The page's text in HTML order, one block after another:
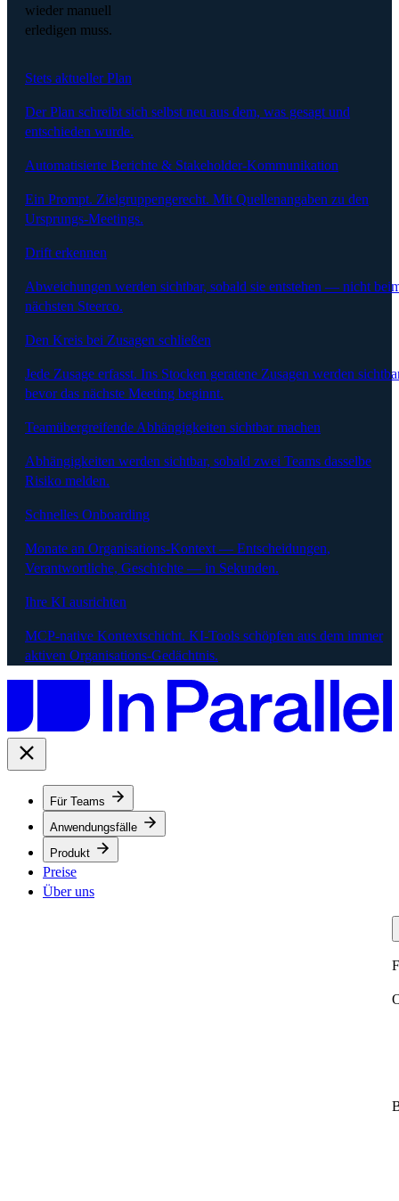
wieder manuell
erledigen muss.
Stets aktueller Plan
Der Plan schreibt sich selbst neu aus dem, was gesagt und
entschieden wurde.
Automatisierte Berichte & Stakeholder-Kommunikation
Ein Prompt. Zielgruppengerecht. Mit Quellenangaben zu den
Ursprungs-Meetings.
Drift erkennen
Abweichungen werden sichtbar, sobald sie entstehen — nicht
nächsten Steerco.
Den Kreis bei Zusagen schließen
Jede Zusage erfasst. Ins Stocken geratene Zusagen werden
bevor das nächste Meeting beginnt.
Teamübergreifende Abhängigkeiten sichtbar machen
Abhängigkeiten werden sichtbar, sobald zwei Teams dasselbe
Risiko melden.
Schnelles Onboarding
Monate an Organisations-Kontext — Entscheidungen,
Verantwortliche, Geschichte — in Sekunden.
Ihre KI ausrichten
MCP-native Kontextschicht. KI-Tools schöpfen aus dem immer
aktiven Organisations-Gedächtnis.
Für Teams
Anwendungsfälle
Produkt
Preise
Über uns